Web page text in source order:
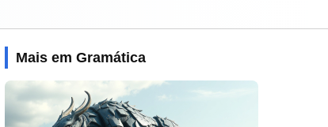
Mais em Gramática